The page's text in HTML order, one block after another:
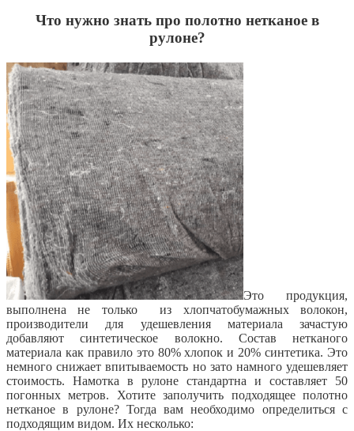
Что нужно знать про полотно нетканое в
рулоне?
Это продукция,
выполнена не только из хлопчатобумажных волокон,
производители для удешевления материала зачастую
добавляют синтетическое волокно. Состав нетканого
материала как правило это 80% хлопок и 20% синтетика. Это
немного снижает впитываемость но зато намного удешевляет
стоимость. Намотка в рулоне стандартна и составляет 50
погонных метров. Хотите заполучить подходящее полотно
нетканое в рулоне? Тогда вам необходимо определиться с
подходящим видом. Их несколько: